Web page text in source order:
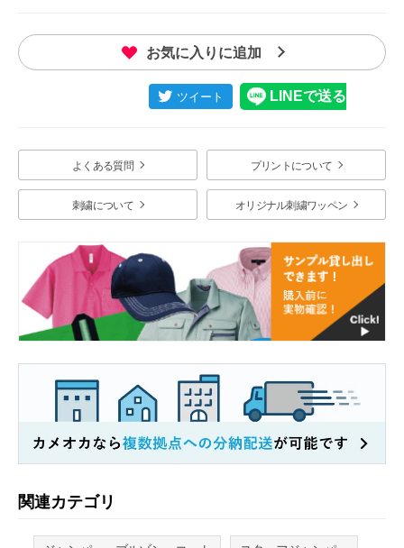
お気に入りに追加
よくある質問 プリントについて
刺繍について オリジナル刺繍ワッペン
関連カテゴリ